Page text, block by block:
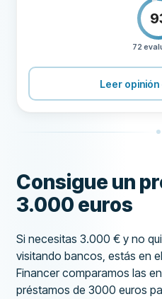
72
CONDICIONES
Leer
Consigue un
3.000 euros
Si necesitas 3.000 € y no
visitando bancos, estás en
Financer comparamos las
préstamos de 3000 euros